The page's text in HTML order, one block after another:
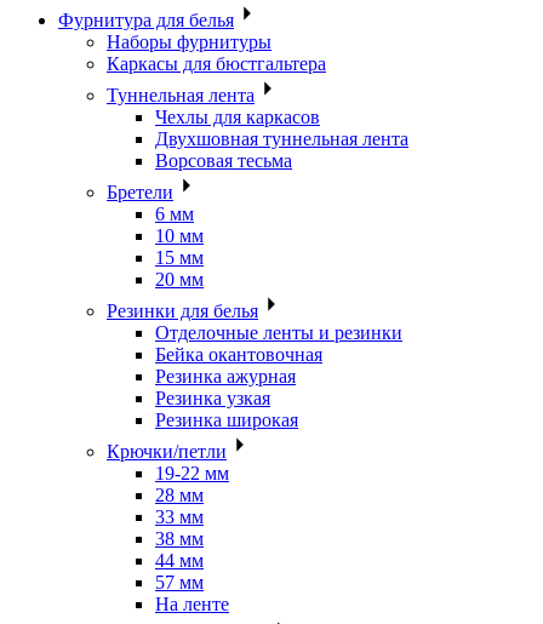
Фурнитура для белья
Наборы фурнитуры
Каркасы для бюстгальтера
Туннельная лента
Чехлы для каркасов
Двухшовная туннельная лента
Ворсовая тесьма
Бретели
6 мм
10 мм
15 мм
20 мм
Резинки для белья
Отделочные ленты и резинки
Бейка окантовочная
Резинка ажурная
Резинка узкая
Резинка широкая
Крючки/петли
19-22 мм
28 мм
33 мм
38 мм
44 мм
57 мм
На ленте